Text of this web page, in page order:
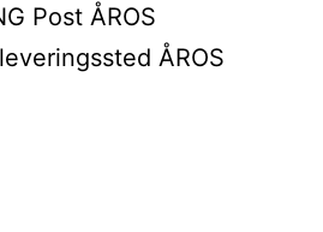
Post ÅROS
ÅROS